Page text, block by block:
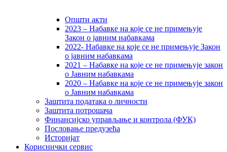
Општи акти
2023 – Набавке на које се не примењује
Закон о јавним набавкама
2022- Набавке на које се не примењује Закон
о јавним набавкама
2021 – Набавке на које се не примењује закон
о Јавним набавкама
2020 – Набавке на које се не примењује закон
о Јавним набавкама
Заштита података о личности
Заштита потрошача
Финансијско управљање и контрола (ФУК)
Пословање предузећа
Историјат
Кориснички сервис